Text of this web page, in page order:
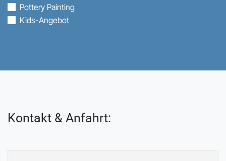
Pottery Painting
Kids-Angebot
Kontakt & Anfahrt: